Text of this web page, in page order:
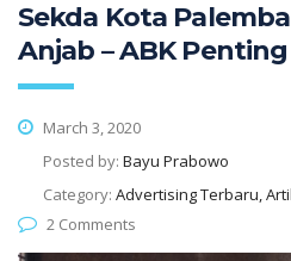
Sekda Kota
Anjab – ABK Penting
March 3, 2020
Posted by: Bayu Prabowo
Category: Advertising Terbaru,
2 Comments